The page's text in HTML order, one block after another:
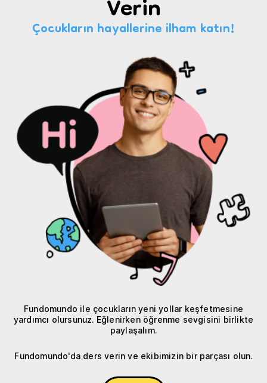
Verin
Çocukların hayallerine ilham katın!
Fundomundo ile çocukların yeni yollar keşfetmesine
yardımcı olursunuz. Eğlenirken öğrenme sevgisini birlikte
paylaşalım.
Fundomundo'da ders verin ve ekibimizin bir parçası olun.